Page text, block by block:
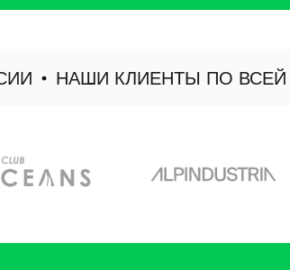
НАШИ КЛИЕНТЫ ПО ВСЕЙ